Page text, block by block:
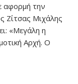
αφορμή την
Ζίτσας Μιχάλης
«Μεγάλη η
Αρχή. Ο